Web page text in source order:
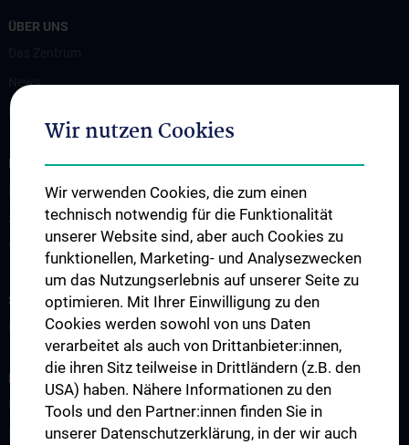
ÜBER UNS
News
INFORMATIONEN FÜR PATIENT:INNEN UND ZUWEISER:INNEN
Diagnostik
Service & Informationen
STUDIUM, AUS- UND WEITERBILDUNG
Lehrveranstaltungen
FORSCHUNG
Übersicht
Research Groups
Wir nutzen Cookies
Wir verwenden Cookies, die zum einen
technisch notwendig für die Funktionalität
unserer Website sind, aber auch Cookies zu
funktionellen, Marketing- und Analysezwecken
um das Nutzungserlebnis auf unserer Seite zu
optimieren. Mit Ihrer Einwilligung zu den
Cookies werden sowohl von uns Daten
verarbeitet als auch von Drittanbieter:innen,
die ihren Sitz teilweise in Drittländern (z.B. den
USA) haben. Nähere Informationen zu den
Tools und den Partner:innen finden Sie in
unserer Datenschutzerklärung, in der wir auch